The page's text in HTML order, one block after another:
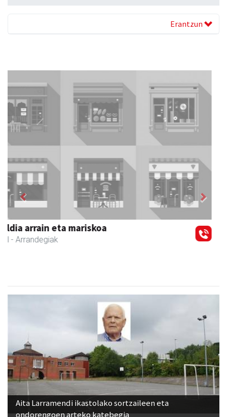
Erantzun
Xixori belar-denda
Andoain - Belar-denda
Previous
Aita Larramendi ikastolako sortzaileen eta
ondorengoen arteko katebegia